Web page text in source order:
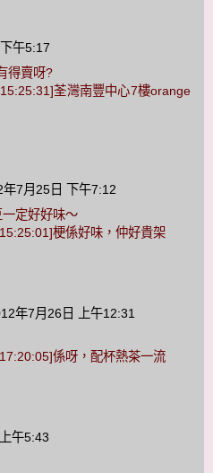
午5:17
得賣呀?
荃灣南豐中心7樓orange
年7月25日 下午7:12
定好好味～
梗係好味，仲好貴架
年7月26日 上午12:31
係呀，配杯熱茶一流
午5:43